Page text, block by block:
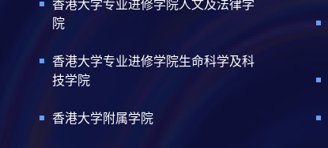
香港大学专业进修学院人文及法律学
院
香港大学专业进修学院生命科学及科
技学院
香港大学附属学院